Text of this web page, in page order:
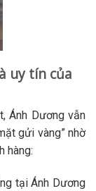
uy tín của
Ánh Dương vẫn
gửi vàng” nhờ
hàng:
tại Ánh Dương